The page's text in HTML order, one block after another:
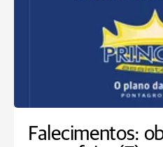
Falecimentos: